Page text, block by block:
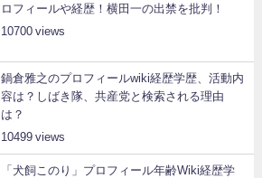
ロフィールや経歴！横田一の出禁を批判！
10700
鍋倉雅之のプロフィールwiki経歴学歴、活動内
容は？しばき隊、共産党と検索される理由
は？
10499
「犬飼このり」プロフィール年齢Wiki経歴学